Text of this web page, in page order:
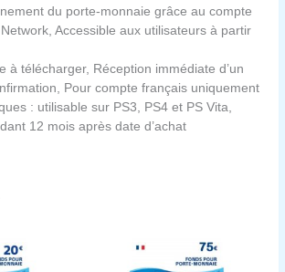
du porte-monnaie grâce au compte
Accessible aux utilisateurs à partir
à télécharger, Réception immédiate d’un
Pour compte français uniquement
: utilisable sur PS3, PS4 et PS Vita,
12 mois après date d’achat